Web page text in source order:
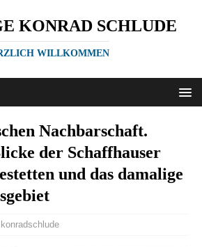
KONRAD SCHLUDE
WILLKOMMEN
Nachbarschaft.
der Schaffhauser
und das damalige
konradschlude